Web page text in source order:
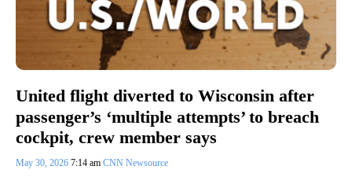
United flight diverted to Wisconsin after
passenger’s ‘multiple attempts’ to breach
cockpit, crew member says
May 30, 2026 7:14 am CNN Newsource